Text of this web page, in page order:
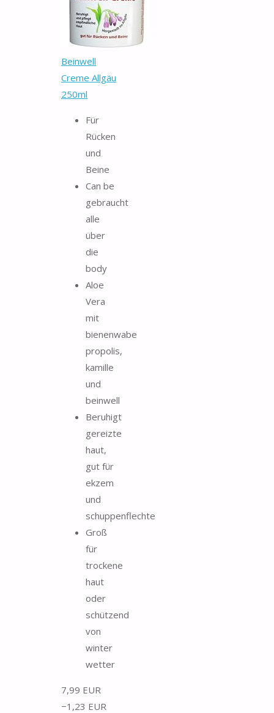
Beinwell
Creme Allgäu
250ml
Für
Rücken
und
Beine
Can be
gebraucht
alle
über
die
body
Aloe
Vera
mit
bienenwabe
propolis,
kamille
und
beinwell
Beruhigt
gereizte
haut,
gut für
ekzem
und
schuppenflechte
Groß
für
trockene
haut
oder
schützend
von
winter
wetter
7,99 EUR
−1,23 EUR